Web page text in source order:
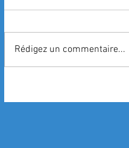
Rédigez un commentaire...